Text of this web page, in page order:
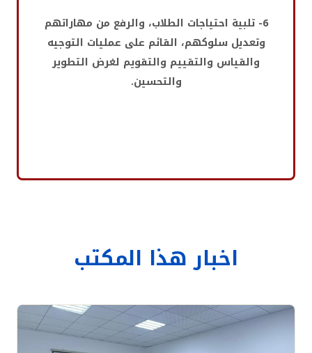
6- تلبية احتياجات الطلاب، والرفع من مهاراتهم
وتعديل سلوكهم، القائم على عمليات التوجيه
والقياس والتقييم والتقويم لغرض التطوير
والتحسين.
اخبار هذا المكتب